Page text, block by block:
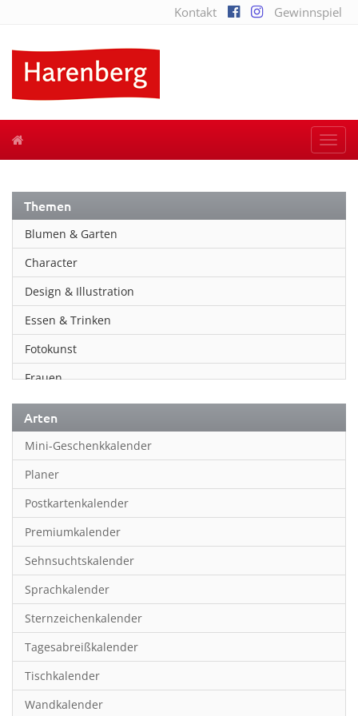
Kontakt Gewinnspiel
Themen
Blumen & Garten
Character
Design & Illustration
Essen & Trinken
Fotokunst
Frauen
Fußball
Geschichte
Humor & Cartoon
Inspiration & Entspannung
Inspiration & Spiritualität
Kinderkalender
Kunst
Länder & Städte
Landschaft & Natur
Lifestyle
Literatur
Arten
Mini-Geschenkkalender
Planer
Postkartenkalender
Premiumkalender
Sehnsuchtskalender
Sprachkalender
Sternzeichenkalender
Tagesabreißkalender
Tischkalender
Wandkalender